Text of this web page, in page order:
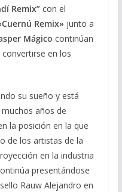
Remix”con el
Remix» junto a
Mágico continúan
en los
su sueño y está
años de
la posición en la que
de los artistas de la
en la industria
presentándose
Rauw Alejandro en